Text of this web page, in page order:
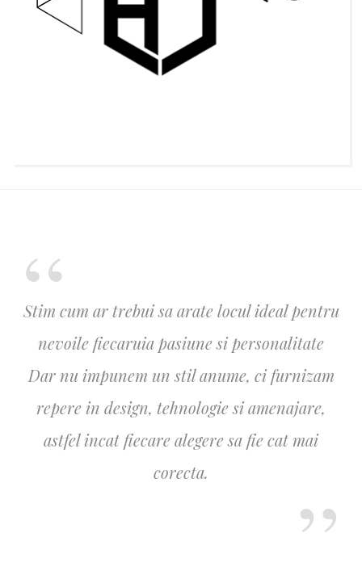
Stim cum ar trebui sa arate locul ideal pentru
nevoile fiecaruia pasiune si personalitate
Dar nu impunem un stil anume, ci furnizam
repere in design, tehnologie si amenajare,
astfel incat fiecare alegere sa fie cat mai
corecta.